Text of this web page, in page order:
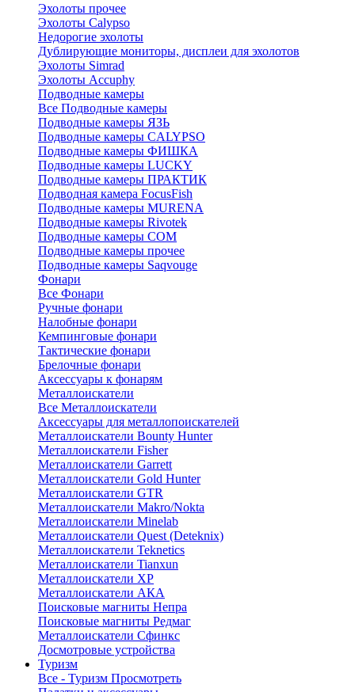
Эхолоты прочее
Эхолоты Calypso
Недорогие эхолоты
Дублирующие мониторы, дисплеи для эхолотов
Эхолоты Simrad
Эхолоты Accuphy
Подводные камеры
Все Подводные камеры
Подводные камеры ЯЗЬ
Подводные камеры CALYPSO
Подводные камеры ФИШКА
Подводные камеры LUCKY
Подводные камеры ПРАКТИК
Подводная камера FocusFish
Подводные камеры MURENA
Подводные камеры Rivotek
Подводные камеры СОМ
Подводные камеры прочее
Подводные камеры Saqvouge
Фонари
Все Фонари
Ручные фонари
Налобные фонари
Кемпинговые фонари
Тактические фонари
Брелочные фонари
Аксессуары к фонарям
Металлоискатели
Все Металлоискатели
Аксессуары для металлопоискателей
Металлоискатели Bounty Hunter
Металлоискатели Fisher
Металлоискатели Garrett
Металлоискатели Gold Hunter
Металлоискатели GTR
Металлоискатели Makro/Nokta
Металлоискатели Minelab
Металлоискатели Quest (Deteknix)
Металлоискатели Teknetics
Металлоискатели Tianxun
Металлоискатели XP
Металлоискатели АКА
Поисковые магниты Непра
Поисковые магниты Редмаг
Металлоискатели Сфинкс
Досмотровые устройства
Туризм
Все - Туризм Просмотреть